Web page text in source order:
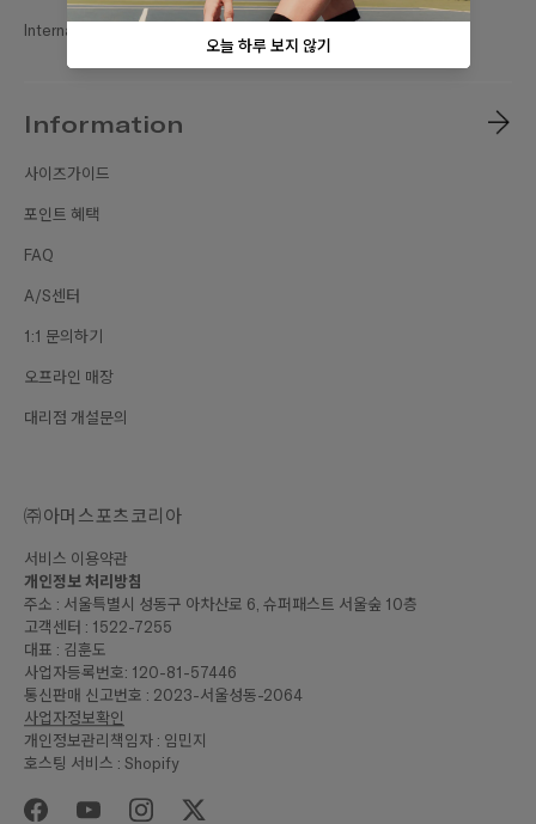
International Sites
Information
사이즈가이드
포인트 혜택
FAQ
A/S센터
1:1 문의하기
오프라인 매장
대리점 개설문의
㈜아머스포츠코리아
서비스 이용약관
개인정보 처리방침
주소 : 서울특별시 성동구 아차산로 6, 슈퍼패스트 서울숲 10층
고객센터 : 1522-7255
대표 : 김훈도
사업자등록번호: 120-81-57446
통신판매 신고번호 : 2023-서울성동-2064
사업자정보확인
개인정보관리책임자 : 임민지
호스팅 서비스 : Shopify